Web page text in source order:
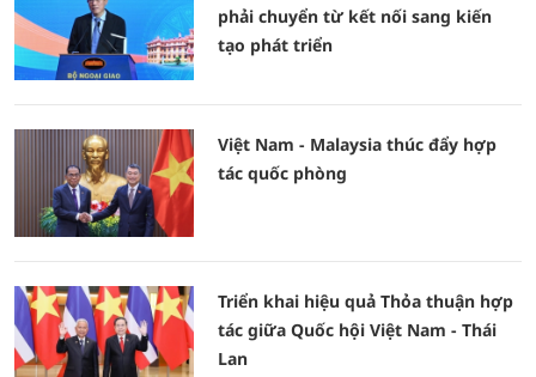
phải chuyển từ kết nối sang kiến
tạo phát triển
Việt Nam - Malaysia thúc đẩy hợp
tác quốc phòng
Triển khai hiệu quả Thỏa thuận hợp
tác giữa Quốc hội Việt Nam - Thái
Lan